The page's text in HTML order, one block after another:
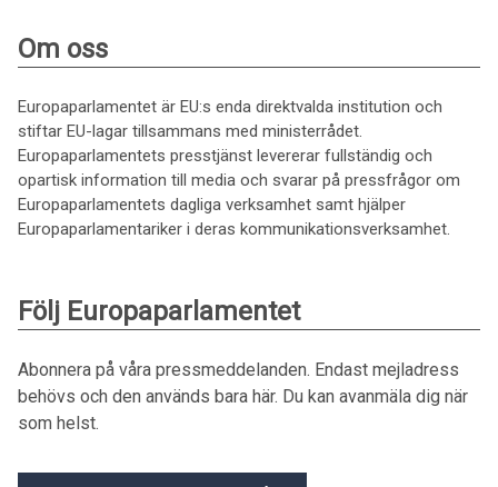
Om oss
Europaparlamentet är EU:s enda direktvalda institution och
stiftar EU-lagar tillsammans med ministerrådet.
Europaparlamentets presstjänst levererar fullständig och
opartisk information till media och svarar på pressfrågor om
Europaparlamentets dagliga verksamhet samt hjälper
Europaparlamentariker i deras kommunikationsverksamhet.
Följ Europaparlamentet
Abonnera på våra pressmeddelanden. Endast mejladress
behövs och den används bara här. Du kan avanmäla dig när
som helst.